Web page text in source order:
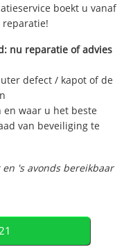
boekt u vanaf
reparatie!
nu reparatie of advies
defect / kapot of de
waar u het beste
van beveiliging te
's avonds bereikbaar